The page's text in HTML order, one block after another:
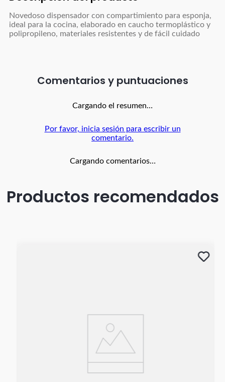
Novedoso dispensador con compartimiento para esponja,
ideal para la cocina, elaborado en caucho termoplástico y
polipropileno, materiales resistentes y de fácil cuidado
Comentarios
Cargando el resumen…
Por favor, inicia sesión para escribir un
comentario.
Cargando comentarios…
Productos recomendados